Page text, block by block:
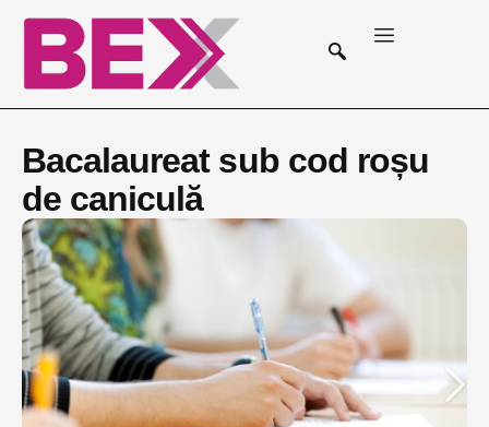
Bacalaureat sub cod roșu
de caniculă